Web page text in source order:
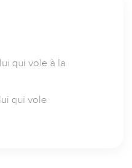
qui vole à la
qui vole